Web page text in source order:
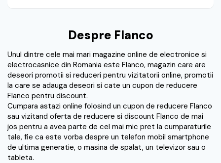
Despre Flanco
Unul dintre cele mai mari magazine online de electronice si
electrocasnice din Romania este Flanco, magazin care are
deseori promotii si reduceri pentru vizitatorii online, promotii
la care se adauga deseori si cate un cupon de reducere
Flanco pentru discount.
Cumpara astazi online folosind un cupon de reducere Flanco
sau vizitand oferta de reducere si discount Flanco de mai
jos pentru a avea parte de cel mai mic pret la cumparaturile
tale, fie ca este vorba despre un telefon mobil smartphone
de ultima generatie, o masina de spalat, un televizor sau o
tableta.